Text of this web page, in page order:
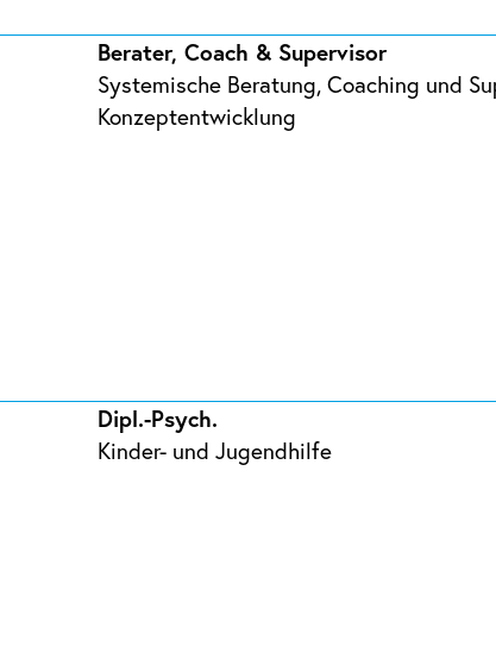
Berater, Coach & Supervisor
Systemische Beratung, Coaching und
Konzeptentwicklung
Dipl.-Psych.
Kinder- und Jugendhilfe